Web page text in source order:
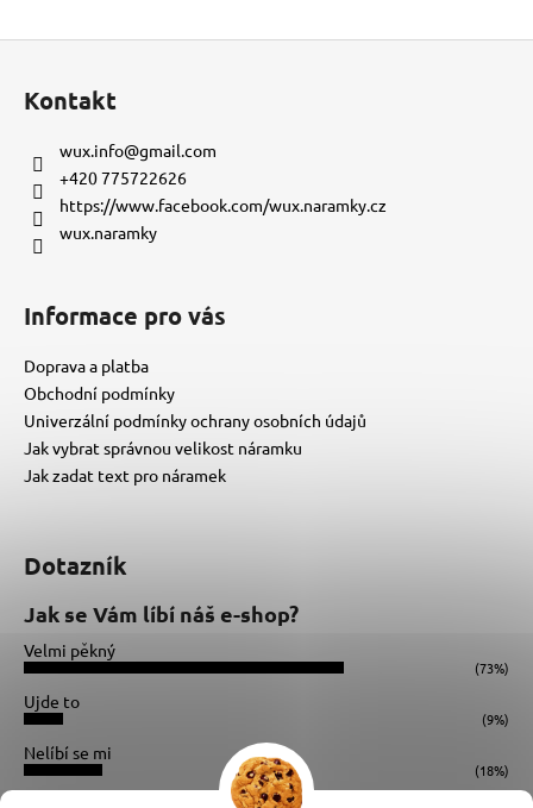
Kontakt
wux.info@gmail.com
+420 775722626
https://www.facebook.com/wux.naramky.cz
wux.naramky
Informace pro vás
Doprava a platba
Obchodní podmínky
Univerzální podmínky ochrany osobních údajů
Jak vybrat správnou velikost náramku
Jak zadat text pro náramek
Dotazník
Jak se Vám líbí náš e-shop?
Velmi pěkný
(73%)
Ujde to
(9%)
Nelíbí se mi
(18%)